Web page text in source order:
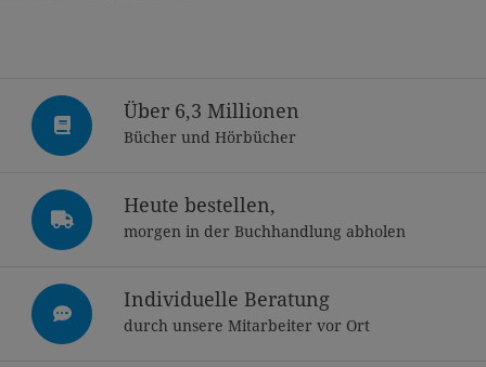
Über 6,3 Millionen
Bücher und Hörbücher
Heute bestellen,
morgen in der Buchhandlung abholen
Individuelle Beratung
durch unsere Mitarbeiter vor Ort